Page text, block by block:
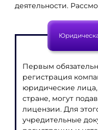
деятельности.
Первым
регистрация
юридические
стране, могут
лицензии. Для
учредительные